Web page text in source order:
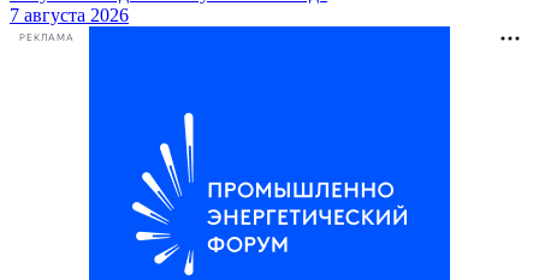
7 августа 2026
РЕКЛАМА